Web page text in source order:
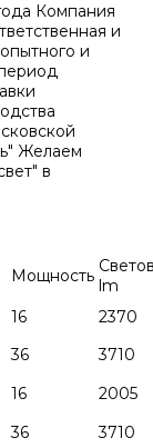
Компания
и
и
Желаем
в
Мощность lm
16
2370
36
3710
16
2005
36
3710